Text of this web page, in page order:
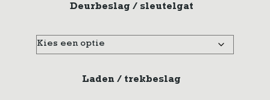
Deurbeslag / sleutelgat
Laden / trekbeslag